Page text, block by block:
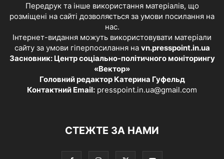
Передрук та інше використання матеріалів, що
розміщені на сайті дозволяється за умови посилання на
нас.
Інтернет-видання можуть використовувати матеріали
сайту за умови гіперпосилання на vn.presspoint.in.ua
Засновник: Центр соціально-політичного моніторингу
«Вектор»
Головний редактор Катерина Гуфельд
Контактний Email: presspoint.in.ua@gmail.com
СТЕЖТЕ ЗА НАМИ